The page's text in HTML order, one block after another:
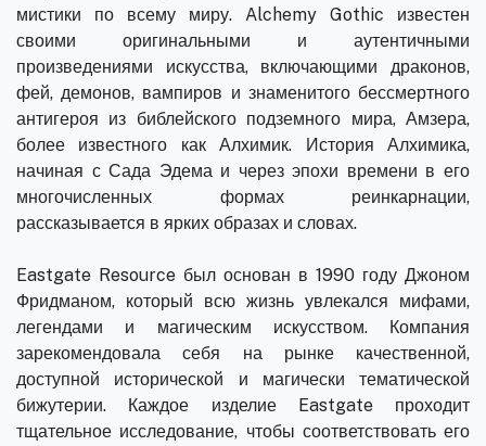
мистики по всему миру. Alchemy Gothic известен
своими оригинальными и аутентичными
произведениями искусства, включающими драконов,
фей, демонов, вампиров и знаменитого бессмертного
антигероя из библейского подземного мира, Амзера,
более известного как Алхимик. История Алхимика,
начиная с Сада Эдема и через эпохи времени в его
многочисленных формах реинкарнации,
рассказывается в ярких образах и словах.
Eastgate Resource был основан в 1990 году Джоном
Фридманом, который всю жизнь увлекался мифами,
легендами и магическим искусством. Компания
зарекомендовала себя на рынке качественной,
доступной исторической и магически тематической
бижутерии. Каждое изделие Eastgate проходит
тщательное исследование, чтобы соответствовать его